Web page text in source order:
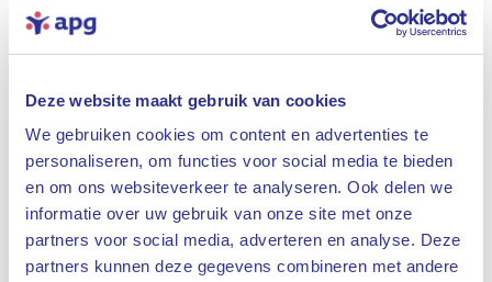
Deze website maakt gebruik van cookies
We gebruiken cookies om content en advertenties te
personaliseren, om functies voor social media te bieden
en om ons websiteverkeer te analyseren. Ook delen we
informatie over uw gebruik van onze site met onze
partners voor social media, adverteren en analyse. Deze
partners kunnen deze gegevens combineren met andere